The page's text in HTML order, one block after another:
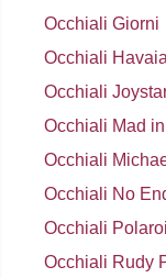
Occhiali Giorni
Occhiali
Occhiali
Occhiali Mad
Occhiali
Occhiali No
Occhiali
Occhiali Rudy